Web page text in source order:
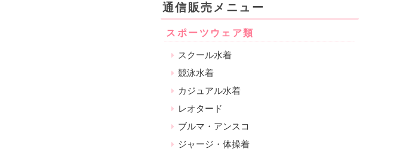
通信販売メニュー
スポーツウェア類
スクール水着
競泳水着
カジュアル水着
レオタード
ブルマ・アンスコ
ジャージ・体操着